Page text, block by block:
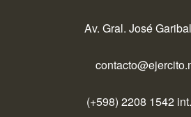
Av. Gral. José
(+598) 2208 1542